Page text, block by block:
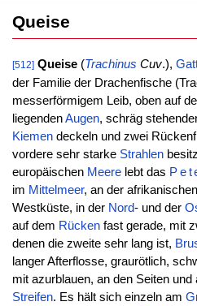
Queise
[512] Queise(Trachinus Cuv.),
der Familie der Drachenfische
messerförmigem Leib, oben auf
liegendenAugen, schräg
Kiemendeckeln und zwei
vordere sehr starke Strahlen
europäischen Meerelebt das
im Mittelmeer, an der
Westküste, in der Nord- und der
auf dem Rückenfast gerade, mit
denen die zweite sehr lang ist,
langer Afterflosse, graurötlich,
mit azurblauen, an den Seiten und
Streifen. Es hält sich einzeln am